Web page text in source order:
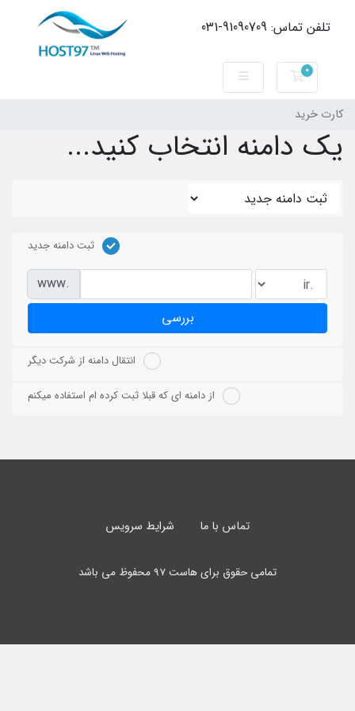
تلفن تماس: 91090709-031
0 کارت خرید
کارت خرید
یک دامنه انتخاب کنید...
ثبت دامنه جدید
www.
بررسی
انتقال دامنه از شرکت دیگر
از دامنه ای که قبلا ثبت کرده ام استفاده میکنم
تماس با ما شرایط سرویس
تمامی حقوق برای هاست 97 محفوظ می باشد